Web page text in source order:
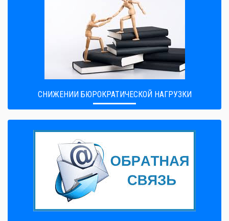
CНИЖЕНИИ БЮРОКРАТИЧЕСКОЙ НАГРУЗКИ